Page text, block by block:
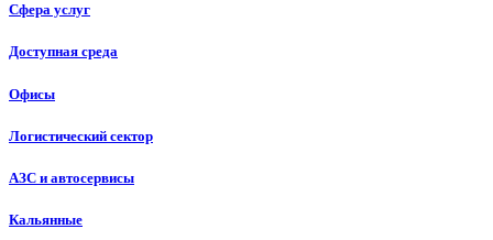
Сфера услуг
Доступная среда
Офисы
Логистический сектор
АЗС и автосервисы
Кальянные